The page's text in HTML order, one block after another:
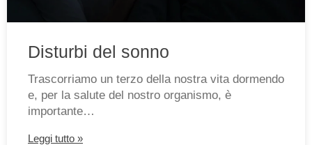
Disturbi del sonno
Trascorriamo un terzo della nostra vita dormendo
e, per la salute del nostro organismo, è
importante…
Leggi tutto »